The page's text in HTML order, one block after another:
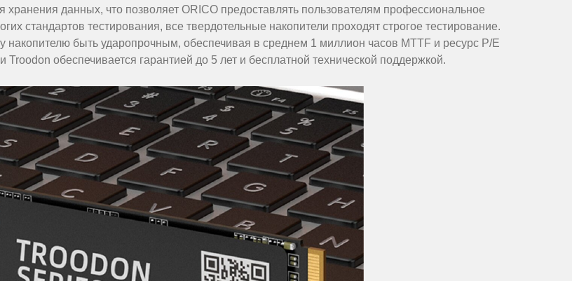
данных, что позволяет ORICO предоставлять пользователям профессиональное
стандартов тестирования, все твердотельные накопители проходят строгое тестирование.
накопителю быть ударопрочным, обеспечивая в среднем 1 миллион часов MTTF и ресурс P/E
обеспечивается гарантией до 5 лет и бесплатной технической поддержкой.